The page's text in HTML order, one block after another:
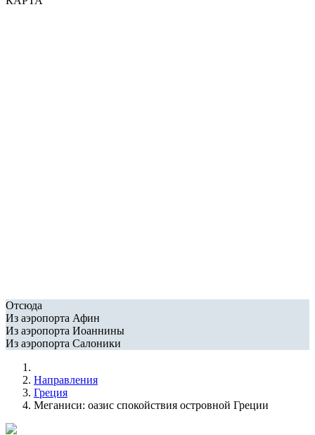
Отсюда
Из аэропорта Афин
Из аэропорта Иоаннины
Из аэропорта Салоники
Направления
Греция
Меганиси: оазис спокойствия островной Греции